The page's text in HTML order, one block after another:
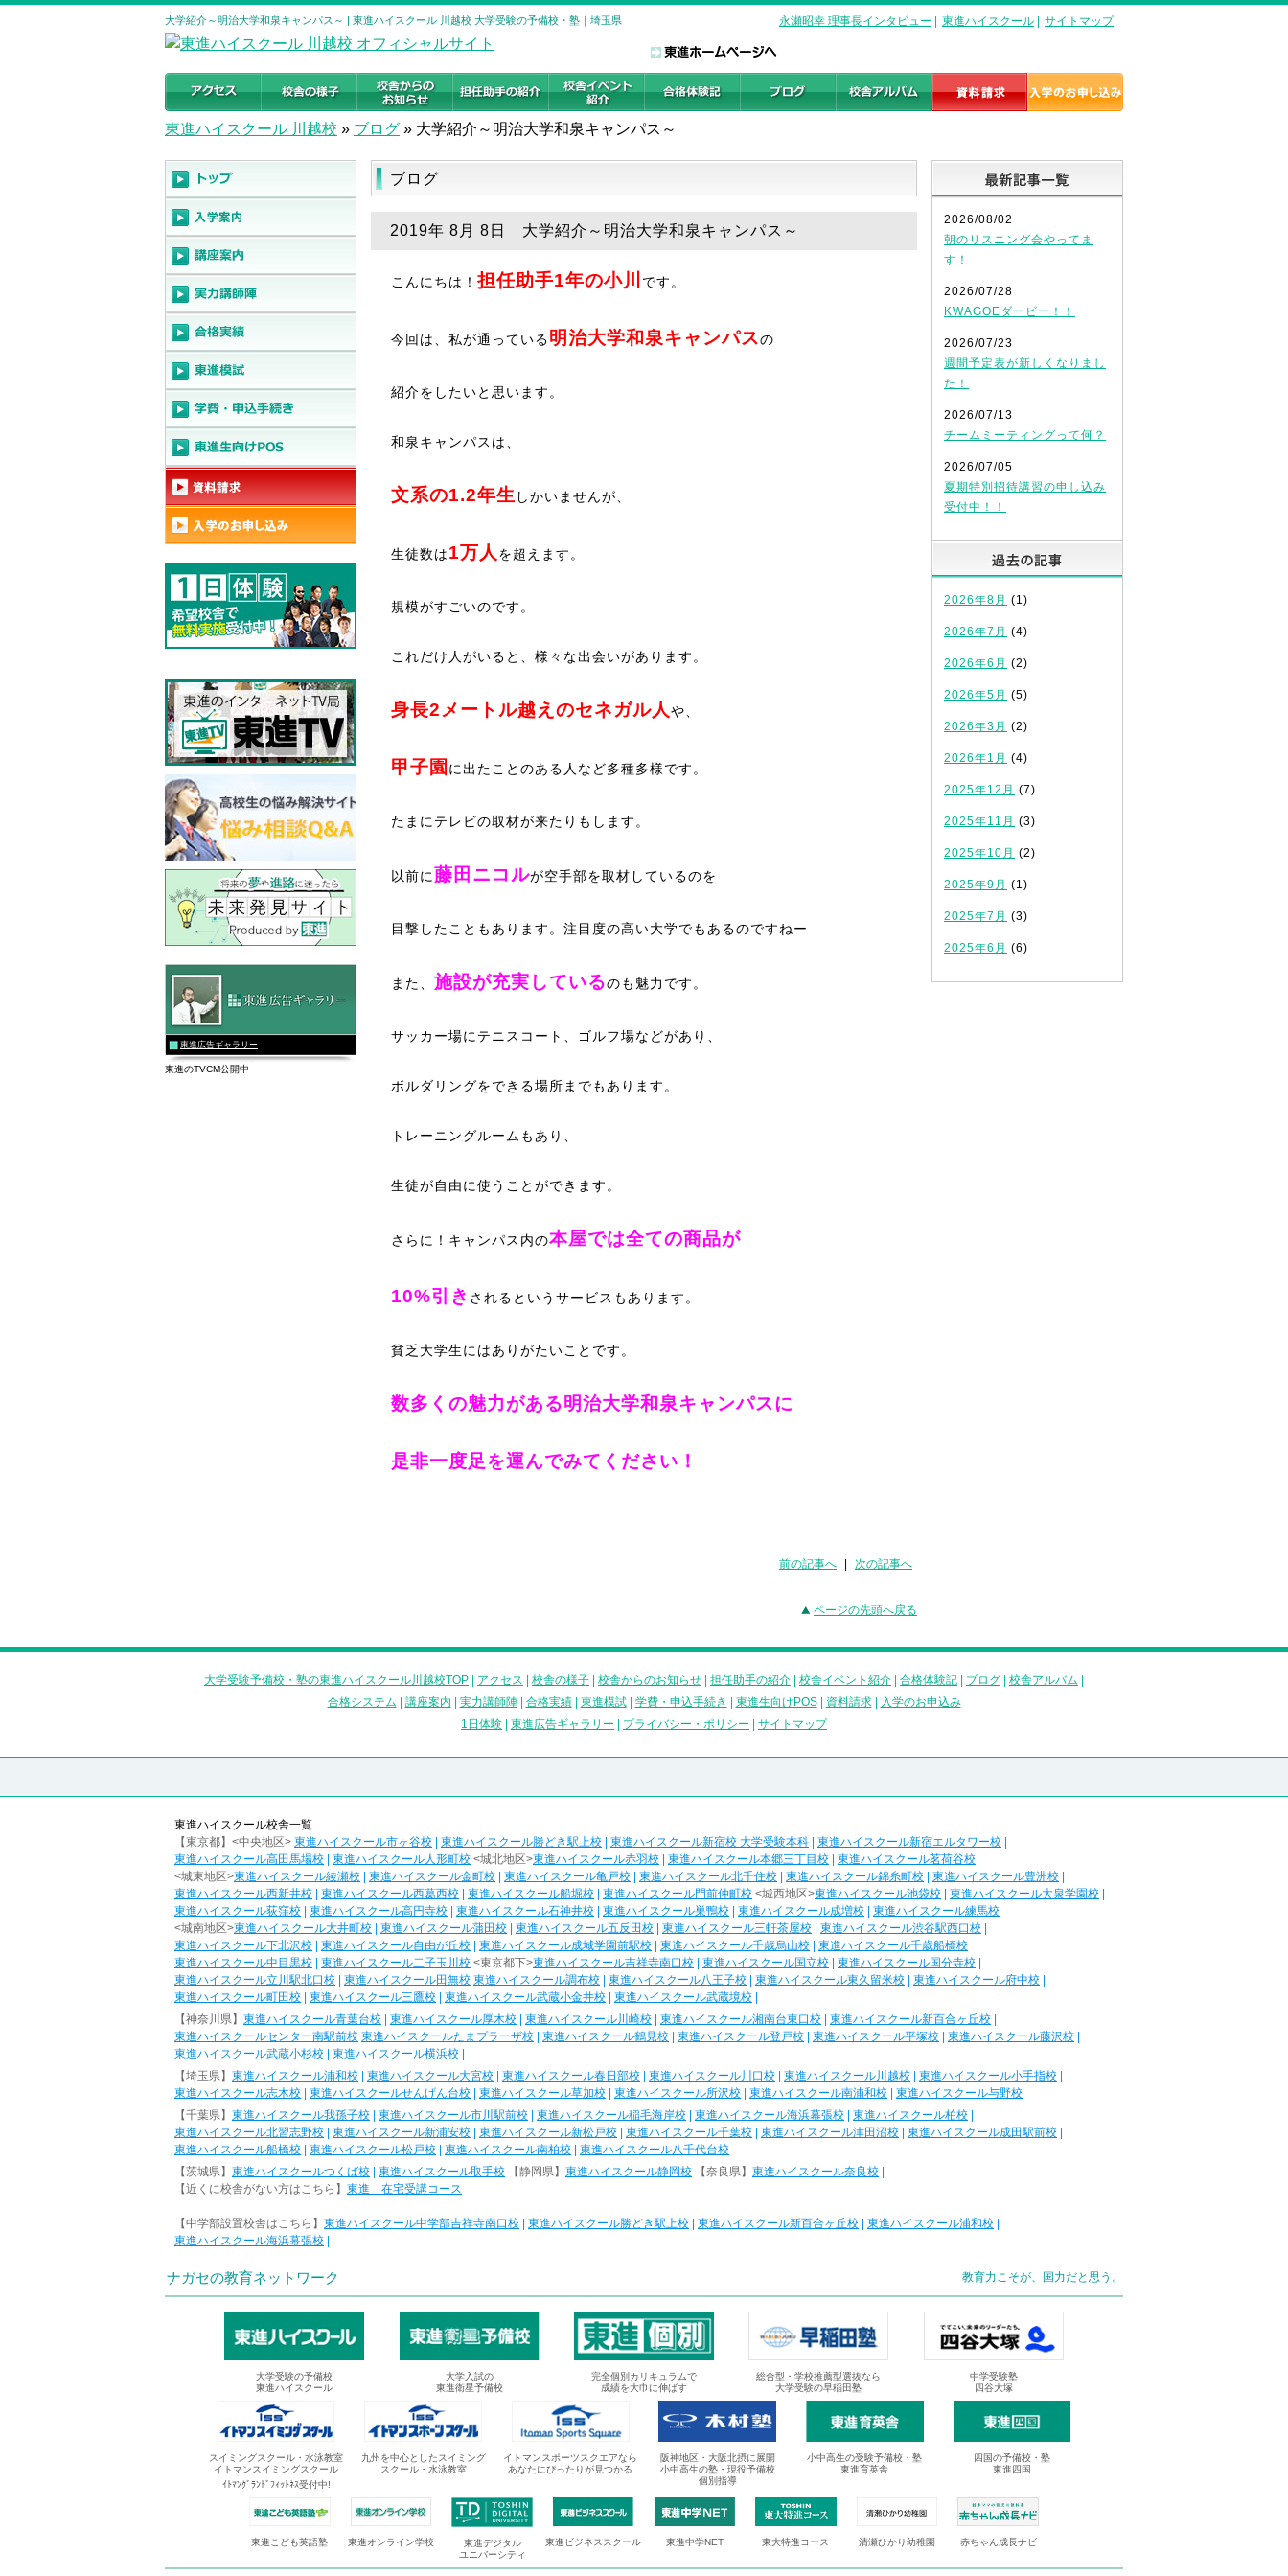
大学紹介～明治大学和泉キャンパス～ | 東進ハイスクール 川越校 大学受験の予備校・塾｜埼玉県 永瀬昭幸 理事長インタビュー 東進ハイスクール サイトマップ
東進ハイスクール 川越校 » ブログ » 大学紹介～明治大学和泉キャンパス～
ブログ
2019年 8月 8日 大学紹介～明治大学和泉キャンパス～
こんにちは！ 担任助手1年の小川 です。
今回は、私が通っている明治大学和泉キャンパスの
紹介をしたいと思います。
和泉キャンパスは、
文系の1.2年生 しかいませんが、
生徒数は1万人 を超えます。
規模がすごいのです。
これだけ人がいると、様々な出会いがあります。
身長2メートル越えのセネガル人 や、
甲子園 に出たことのある人など多種多様です。
たまにテレビの取材が来たりもします。
以前に藤田ニコルが空手部を取材しているのを
目撃したこともあります。注目度の高い大学でもあるのですねー
また、 施設が充実しているのも魅力です。
サッカー場にテニスコート、ゴルフ場などがあり、
ボルダリングをできる場所までもあります。
トレーニングルームもあり、
生徒が自由に使うことができます。
さらに！キャンパス内の本屋では全ての商品が
10%引き されるというサービスもあります。
貧乏大学生にはありがたいことです。
数多くの魅力がある明治大学和泉キャンパスに
是非一度足を運んでみてください！
前の記事へ 次の記事へ
ページの先頭へ戻る
2026/08/02
朝のリスニング会やってま
す！
2026/07/28
KWAGOEダービー！！
2026/07/23
週間予定表が新しくなりまし
た！
2026/07/13
チームミーティングって何？
2026/07/05
夏期特別招待講習の申し込み
受付中！！
2026年8月 (1)
2026年7月 (4)
2026年6月 (2)
2026年5月 (5)
2026年3月 (2)
2026年1月 (4)
2025年12月 (7)
2025年11月 (3)
2025年10月 (2)
2025年9月 (1)
2025年7月 (3)
2025年6月 (6)
東進広告ギャラリー
東進のTVCM公開中
大学受験予備校・塾の東進ハイスクール川越校TOP アクセス 校舎の様子 校舎からのお知らせ 担任助手の紹介 校舎イベント紹介 合格体験記 ブログ 校舎アルバム
合格システム
講座案内 実力講師陣| 合格実績| 東進模試| 学費・申込手続き 東進生向けPOS| 資料請求|
入学のお申込み
1日体験
東進広告ギャラリー プライバシー・ポリシー サイトマップ
東進ハイスクール校舎一覧
【東京都】<中央地区> 東進ハイスクール市ヶ谷校 東進ハイスクール勝どき駅上校 東進ハイスクール新宿校 大学受験本科 東進ハイスクール新宿エルタワー校
東進ハイスクール高田馬場校
東進ハイスクール人形町校 <城北地区>東進ハイスクール赤羽校 東進ハイスクール本郷三丁目校
東進ハイスクール茗荷谷校
<城東地区>東進ハイスクール綾瀬校 東進ハイスクール金町校 東進ハイスクール亀戸校 東進ハイスクール北千住校 東進ハイスクール錦糸町校 東進ハイスクール豊洲校
東進ハイスクール西新井校
東進ハイスクール西葛西校 東進ハイスクール船堀校 東進ハイスクール門前仲町校 <城西地区>東進ハイスクール池袋校 東進ハイスクール大泉学園校
東進ハイスクール荻窪校
東進ハイスクール高円寺校 東進ハイスクール石神井校 東進ハイスクール巣鴨校 東進ハイスクール成増校
東進ハイスクール練馬校
<城南地区>東進ハイスクール大井町校 東進ハイスクール蒲田校 東進ハイスクール五反田校 東進ハイスクール三軒茶屋校 東進ハイスクール渋谷駅西口校
東進ハイスクール下北沢校
東進ハイスクール自由が丘校 東進ハイスクール成城学園前駅校 東進ハイスクール千歳烏山校
東進ハイスクール千歳船橋校
東進ハイスクール中目黒校
東進ハイスクール二子玉川校 <東京都下>東進ハイスクール吉祥寺南口校 東進ハイスクール国立校 東進ハイスクール国分寺校
東進ハイスクール立川駅北口校
東進ハイスクール田無校 東進ハイスクール調布校 東進ハイスクール八王子校 東進ハイスクール東久留米校 東進ハイスクール府中校
東進ハイスクール町田校
東進ハイスクール三鷹校 東進ハイスクール武蔵小金井校 東進ハイスクール武蔵境校
【神奈川県】 東進ハイスクール青葉台校 東進ハイスクール厚木校 東進ハイスクール川崎校 東進ハイスクール湘南台東口校 東進ハイスクール新百合ヶ丘校
東進ハイスクールセンター南駅前校 東進ハイスクールたまプラーザ校 東進ハイスクール鶴見校 東進ハイスクール登戸校 東進ハイスクール平塚校 東進ハイスクール藤沢校
東進ハイスクール武蔵小杉校
東進ハイスクール横浜校
【埼玉県】 東進ハイスクール浦和校 東進ハイスクール大宮校 東進ハイスクール春日部校 東進ハイスクール川口校 東進ハイスクール川越校 東進ハイスクール小手指校
東進ハイスクール志木校
東進ハイスクールせんげん台校 東進ハイスクール草加校 東進ハイスクール所沢校 東進ハイスクール南浦和校
東進ハイスクール与野校
【千葉県】 東進ハイスクール我孫子校 東進ハイスクール市川駅前校 東進ハイスクール稲毛海岸校 東進ハイスクール海浜幕張校 東進ハイスクール柏校
東進ハイスクール北習志野校
東進ハイスクール新浦安校 東進ハイスクール新松戸校 東進ハイスクール千葉校 東進ハイスクール津田沼校 東進ハイスクール成田駅前校
東進ハイスクール船橋校
東進ハイスクール松戸校 東進ハイスクール南柏校
東進ハイスクール八千代台校
【茨城県】 東進ハイスクールつくば校 東進ハイスクール取手校 【静岡県】 東進ハイスクール静岡校 【奈良県】 東進ハイスクール奈良校
【近くに校舎がない方はこちら】 東進 在宅受講コース
【中学部設置校舎はこちら】 東進ハイスクール中学部吉祥寺南口校 東進ハイスクール勝どき駅上校 東進ハイスクール新百合ヶ丘校 東進ハイスクール浦和校
東進ハイスクール海浜幕張校
ナガセの教育ネットワーク 教育力こそが、国力だと思う。
大学受験の予備校
東進ハイスクール
大学入試の
東進衛星予備校
完全個別カリキュラムで
成績を大巾に伸ばす
総合型・学校推薦型選抜なら
大学受験の早稲田塾
中学受験塾
四谷大塚
スイミングスクール・水泳教室
イトマンスイミングスクール
ｲﾄﾏﾝｸﾞﾗﾝﾄﾞﾌｨｯﾄﾈｽ受付中!
九州を中心としたスイミング
スクール・水泳教室
イトマンスポーツスクエアなら
あなたにぴったりが見つかる
阪神地区・大阪北摂に展開
小中高生の塾・現役予備校
個別指導
小中高生の受験予備校・塾
東進育英舎
四国の予備校・塾
東進四国
東進こども英語塾 東進オンライン学校
東進デジタル
ユニバーシティ
東進ビジネススクール 東進中学NET 東大特進コース 清瀬ひかり幼稚園 赤ちゃん成長ナビ